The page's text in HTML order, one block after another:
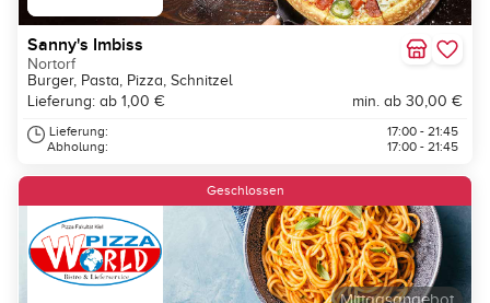
Sanny's Imbiss
Nortorf
Burger, Pasta, Pizza, Schnitzel
Lieferung: ab 1,00 €
min. ab 30,00 €
Lieferung:
Abholung:
17:00 - 21:45
17:00 - 21:45
Geschlossen